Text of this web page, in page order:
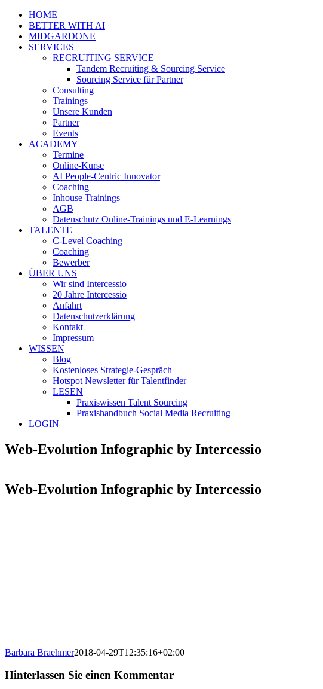
HOME
BETTER WITH AI
MIDGARDONE
SERVICES
RECRUITING SERVICE
Tandem Recruiting & Sourcing Service
Sourcing Service für Partner
Consulting
Trainings
Unsere Kunden
Partner
Events
ACADEMY
Termine
Online-Kurse
AI People-Centric Innovator
Coaching
Inhouse Trainings
AGB
Datenschutz Online-Trainings und E-Learnings
TALENTE
C-Level Coaching
Coaching
Bewerber
ÜBER UNS
Wir sind Intercessio
20 Jahre Intercessio
Anfahrt
Datenschutzerklärung
Kontakt
Impressum
WISSEN
Blog
Kostenloses Strategie-Gespräch
Hotspot Newsletter für Talentfinder
LESEN
Praxiswissen Talent Sourcing
Praxishandbuch Social Media Recruiting
LOGIN
Web-Evolution Infographic by Intercessio
Web-Evolution Infographic by Intercessio
Barbara Braehmer2018-04-29T12:35:16+02:00
Hinterlassen Sie einen Kommentar